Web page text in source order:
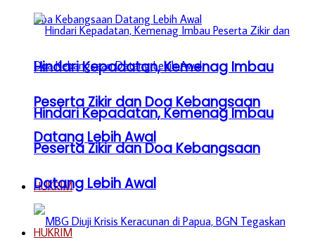
Hindari Kepadatan, Kemenag Imbau
Peserta Zikir dan Doa Kebangsaan
Datang Lebih Awal
HUKRIM
Hindari Kepadatan, Kemenag Imbau
Peserta Zikir dan Doa Kebangsaan
Datang Lebih Awal
HUKRIM